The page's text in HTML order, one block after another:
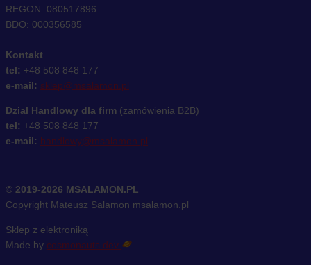
REGON: 080517896
BDO: 000356585
Kontakt
tel: +48 508 848 177
e-mail: sklep@msalamon.pl
Dział Handlowy dla firm (zamówienia B2B)
tel: +48 508 848 177
e-mail: handlowy@msalamon.pl
© 2019-2026 MSALAMON.PL
Copyright Mateusz Salamon msalamon.pl
Sklep z elektroniką
Made by cosmonauts.dev